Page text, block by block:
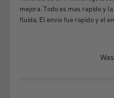
provide replacement
corresponding repairs or tests
Without this report, the
mejora. Todo es mas rapido y
fluida. El envio fue rapido y el